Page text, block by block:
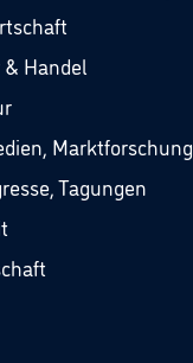
Handel
Marktforschung
Tagungen